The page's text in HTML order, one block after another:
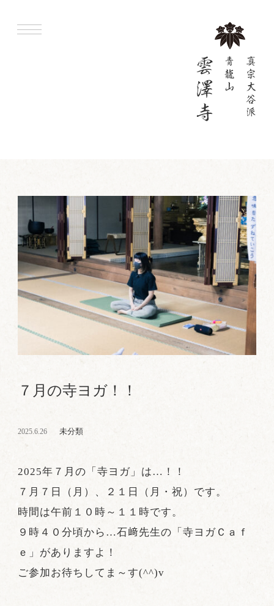
アクセス お問合せ お知らせ
７月の寺ヨガ！！
2025.6.26 未分類
2025年７月の「寺ヨガ」は…！！
７月７日（月）、２１日（月・祝）です。
時間は午前１０時～１１時です。
９時４０分頃から…石﨑先生の「寺ヨガＣａｆ
ｅ」がありますよ！
ご参加お待ちしてま～す(^^)v